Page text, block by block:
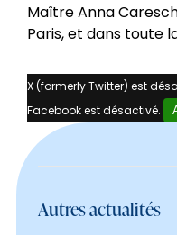
Maître Anna
Paris, et dans toute
X (formerly Twitter) est
Facebook est désactivé.
Autres actualités